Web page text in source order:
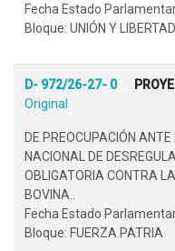
Fecha Estado
Bloque: UNIÓN Y LIBERTAD
D- 972/26-27- 0
Original
DE PREOCUPACIÓN
NACIONAL DE
OBLIGATORIA CONTRA
BOVINA..
Fecha Estado
Bloque: FUERZA PATRIA